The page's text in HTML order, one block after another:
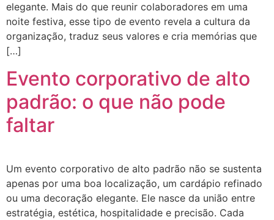
elegante. Mais do que reunir colaboradores em uma
noite festiva, esse tipo de evento revela a cultura da
organização, traduz seus valores e cria memórias que
[…]
Evento corporativo de alto
padrão: o que não pode
faltar
Um evento corporativo de alto padrão não se sustenta
apenas por uma boa localização, um cardápio refinado
ou uma decoração elegante. Ele nasce da união entre
estratégia, estética, hospitalidade e precisão. Cada